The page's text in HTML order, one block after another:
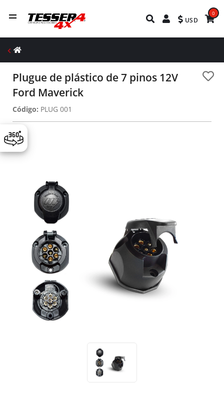
USD
0
Plugue de plástico de 7 pinos 12V
Ford Maverick
Código: PLUG 001